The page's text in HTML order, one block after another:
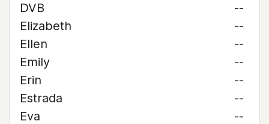
DVB
--
Elizabeth
--
Ellen
--
Emily
--
Erin
--
Estrada
--
Eva
--